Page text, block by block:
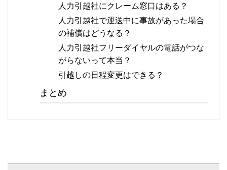
人力引越社にクレーム窓口はある？
人力引越社で運送中に事故があった場合
の補償はどうなる？
人力引越社フリーダイヤルの電話がつな
がらないって本当？
引越しの日程変更はできる？
まとめ